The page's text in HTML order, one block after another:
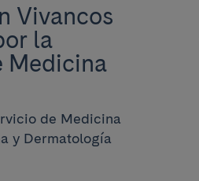
Vivancos
la
Medicina
de Medicina
y Dermatología